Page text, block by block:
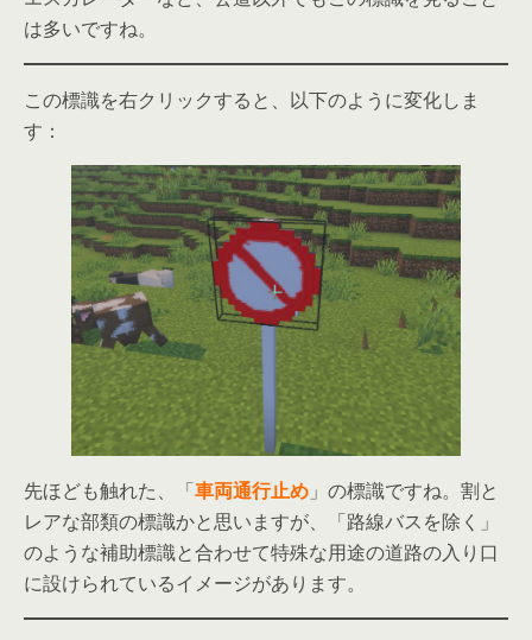
は多いですね。
この標識を右クリックすると、以下のように変化しま
す：
先ほども触れた、「車両通行止め 」の標識ですね。割と
レアな部類の標識かと思いますが、「路線バスを除く」
のような補助標識と合わせて特殊な用途の道路の入り口
に設けられているイメージがあります。